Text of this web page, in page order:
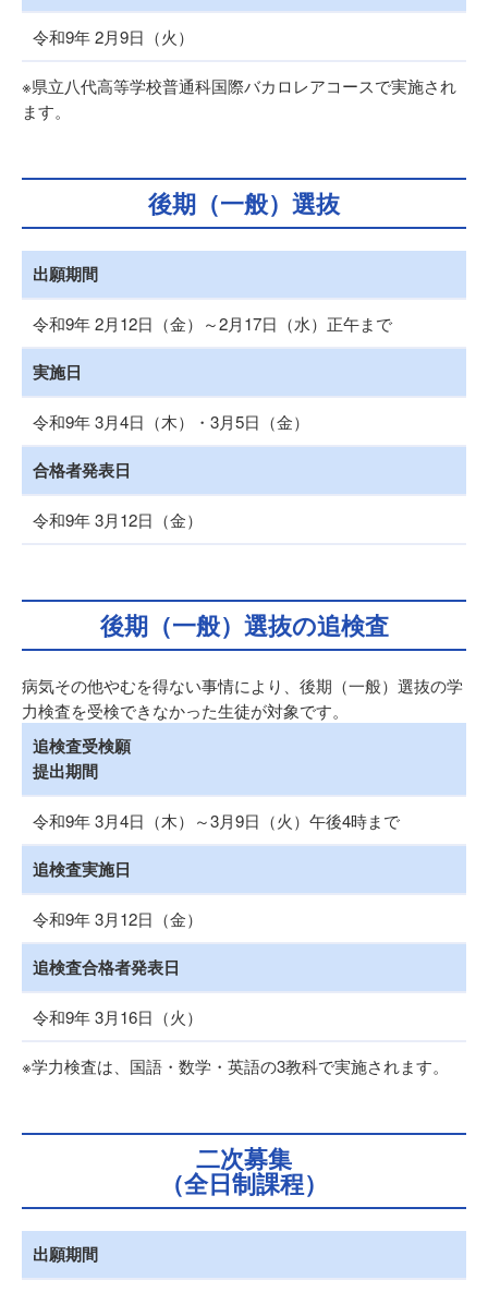
令和9年 2月9日（火）
※県立八代高等学校普通科国際バカロレアコースで実施され
ます。
後期（一般）選抜
出願期間
令和9年 2月12日（金）～2月17日（水）正午まで
実施日
令和9年 3月4日（木）・3月5日（金）
合格者発表日
令和9年 3月12日（金）
後期（一般）選抜の追検査
病気その他やむを得ない事情により、後期（一般）選抜の学
力検査を受検できなかった生徒が対象です。
追検査受検願
提出期間
令和9年 3月4日（木）～3月9日（火）午後4時まで
追検査実施日
令和9年 3月12日（金）
追検査合格者発表日
令和9年 3月16日（火）
※学力検査は、国語・数学・英語の3教科で実施されます。
二次募集
（全日制課程）
出願期間